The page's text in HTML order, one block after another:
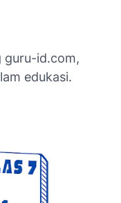
guru-id.com,
edukasi.